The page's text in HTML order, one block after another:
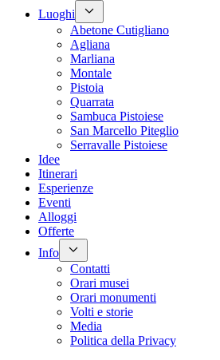
Luoghi
Abetone Cutigliano
Agliana
Marliana
Montale
Pistoia
Quarrata
Sambuca Pistoiese
San Marcello Piteglio
Serravalle Pistoiese
Idee
Itinerari
Esperienze
Eventi
Alloggi
Offerte
Info
Contatti
Orari musei
Orari monumenti
Volti e storie
Media
Politica della Privacy